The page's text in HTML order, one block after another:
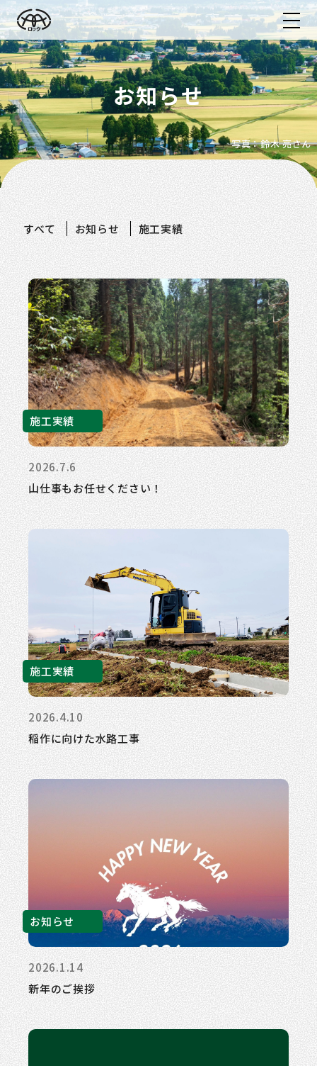
お知らせ
写真：鈴木 亮さん
すべて お知らせ 施工実績
施工実績
2026.7.6
山仕事もお任せください！
施工実績
2026.4.10
稲作に向けた水路工事
お知らせ
2026.1.14
新年のご挨拶